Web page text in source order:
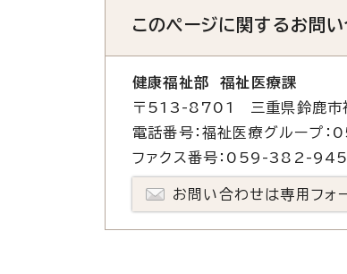
このページに関するお問
健康福祉部 福祉医療課
〒513-8701 三重県鈴鹿市
電話番号：福祉医療グルー
ファクス番号：059-382-
お問い合わせは専用フォ